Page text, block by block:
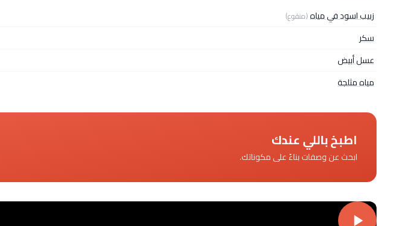
زبيب اسود في مياه(منقوع)
سكر
عسل أبيض
مياه مثلجة
اطبخ باللي عندك
ابحث عن وصفات بناءً على مكوناتك.